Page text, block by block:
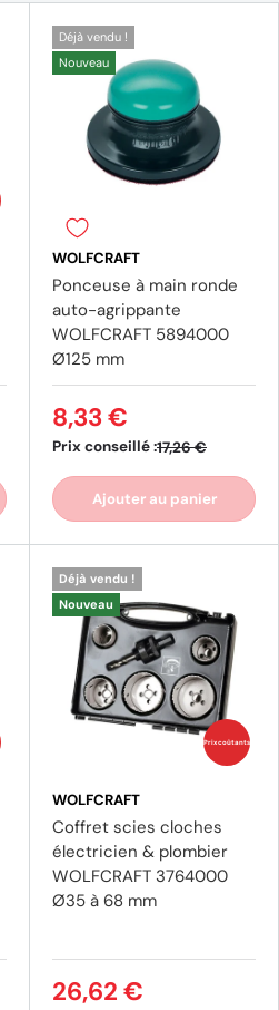
Déjà vendu !
Nouveau
WOLFCRAFT
Ponceuse à main ronde
auto-agrippante
WOLFCRAFT 5894000
Ø125 mm
Prix conseillé :17,26 €
8,33 €
Ajouter au panier
Prix coûtants
Déjà vendu !
Nouveau
WOLFCRAFT
Coffret scies cloches
électricien & plombier
WOLFCRAFT 3764000
Ø35 à 68 mm
26,62 €